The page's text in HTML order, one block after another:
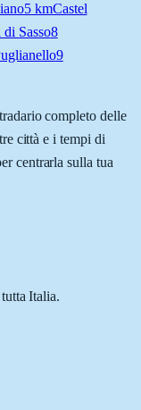
5kmCastel
di Sasso8
9
completo delle
città e i tempi di
centrarla sulla tua
Italia.